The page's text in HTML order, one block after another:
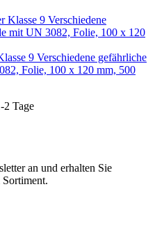
9 Verschiedene gefährliche
Folie, 100 x 120 mm, 500
2 Tage
an und erhalten Sie
Sortiment.